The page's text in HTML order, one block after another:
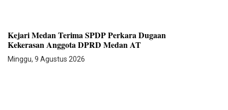
Kejari Medan Terima SPDP Perkara Dugaan
Kekerasan Anggota DPRD Medan AT
Minggu, 9 Agustus 2026